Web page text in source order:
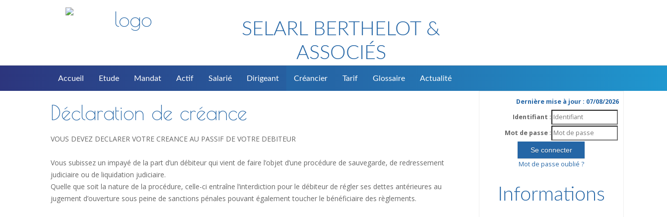
SELARL BERTHELOT &
ASSOCIÉS
Accueil Etude Mandat Actif Salarié Dirigeant Créancier Tarif Glossaire Actualité
Déclaration de créance
VOUS DEVEZ DECLARER VOTRE CREANCE AU PASSIF DE VOTRE DEBITEUR
Vous subissez un impayé de la part d’un débiteur qui vient de faire l’objet d’une procédure de sauvegarde, de redressement
judiciaire ou de liquidation judiciaire.
Quelle que soit la nature de la procédure, celle-ci entraîne l’interdiction pour le débiteur de régler ses dettes antérieures au
jugement d’ouverture sous peine de sanctions pénales pouvant également toucher le bénéficiaire des règlements.
Dernière mise à jour : 07/08/2026
Identifiant :
Mot de passe :
Mot de passe oublié ?
Informations